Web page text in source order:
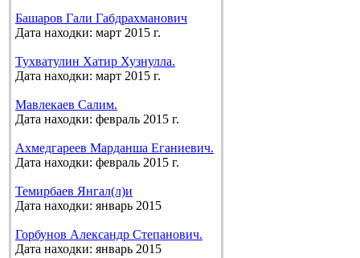
Башаров Гали Габдрахманович
Дата находки: март 2015 г.
Тухватулин Хатир Хузнулла.
Дата находки: март 2015 г.
Мавлекаев Салим.
Дата находки: февраль 2015 г.
Ахмедгареев Марданша Еганиевич.
Дата находки: февраль 2015 г.
Темирбаев Янгал(л)и
Дата находки: январь 2015
Горбунов Александр Степанович.
Дата находки: январь 2015